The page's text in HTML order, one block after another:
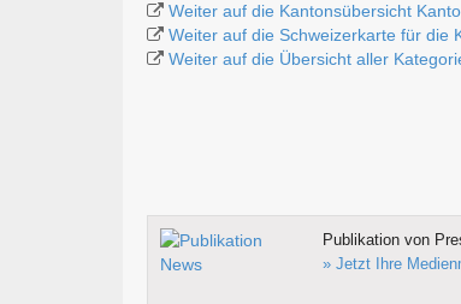
Weiter auf die Kantonsübersicht
Weiter auf die Schweizerkarte für die
Weiter auf die Übersicht aller
Publikation von
» Jetzt Ihre